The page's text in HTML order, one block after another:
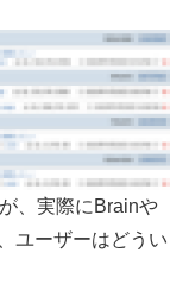
、実際にBrainや
ユーザーはどうい